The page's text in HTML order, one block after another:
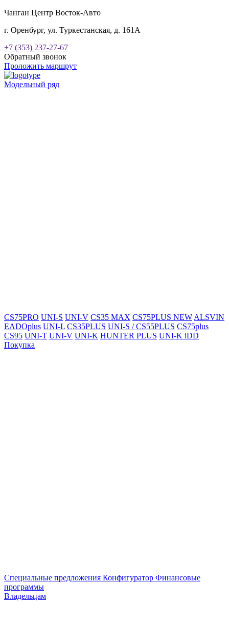
Чанган Центр Восток-Авто
г. Оренбург, ул. Туркестанская, д. 161А
+7 (353) 237-27-67
Обратный звонок
Проложить маршрут
Модельный ряд
CS75PRO UNI-S UNI-V CS35 MAX CS75PLUS NEW ALSVIN
EADOplus UNI-L CS35PLUS UNI-S / CS55PLUS CS75plus
CS95 UNI-T UNI-V UNI-K HUNTER PLUS UNI-K iDD
Покупка
Специальные предложения Конфигуратор Финансовые
программы
Владельцам